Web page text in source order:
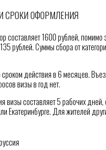
СРОКИ ОФОРМЛЕНИЯ
составляет 1600 рублей, помимо
рублей. Суммы сбора от
действия в 6 месяцев.
визы в год нет.
визы составляет 5 рабочих
Екатеринбурге. Для жителей